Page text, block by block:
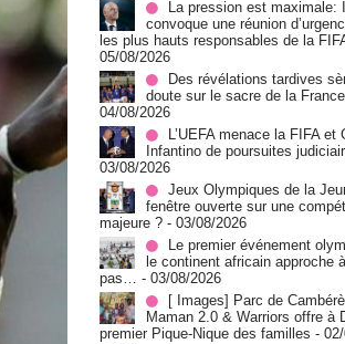
La pression est maximale:
convoque une réunion
les plus hauts responsables de la
05/08/2026
Des révélations tardives
doute sur le sacre de la
04/08/2026
L’UEFA menace la FIFA et
Infantino de poursuites
03/08/2026
Jeux Olympiques de la
fenêtre ouverte sur une
majeure ? - 03/08/2026
Le premier événement
le continent africain approche
pas… - 03/08/2026
[ Images] Parc de
Maman 2.0 & Warriors offre à
premier Pique-Nique des familles -